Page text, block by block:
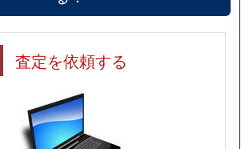
査定を依頼する